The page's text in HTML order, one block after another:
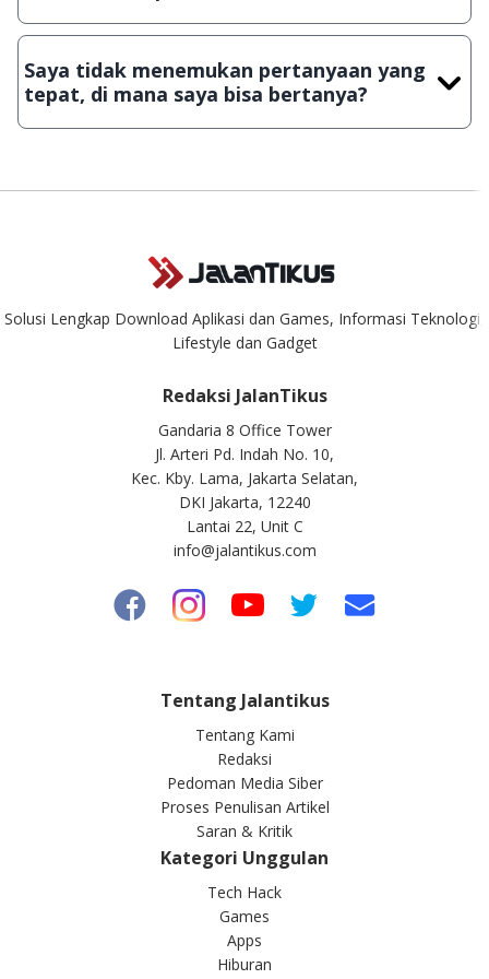
Demi menjaga kualitas aplikasi dan games yang ada di
download secara manual, sehingga kuota sebesar ribuan
aplikasi & games tidak dapat tercapai dalam waktu yang
singkat.
Saya tidak menemukan pertanyaan yang
tepat, di mana saya bisa bertanya?
Kami dengan senang hati menjawab setiap pertanyaan yang
Solusi Lengkap Download Aplikasi dan Games, Informasi Teknologi,
Lifestyle dan Gadget
Redaksi JalanTikus
Gandaria 8 Office Tower
Jl. Arteri Pd. Indah No. 10,
Kec. Kby. Lama, Jakarta Selatan,
DKI Jakarta, 12240
Lantai 22, Unit C
info@jalantikus.com
Tentang Jalantikus
Tentang Kami
Redaksi
Pedoman Media Siber
Proses Penulisan Artikel
Saran & Kritik
Kategori Unggulan
Tech Hack
Games
Apps
Hiburan